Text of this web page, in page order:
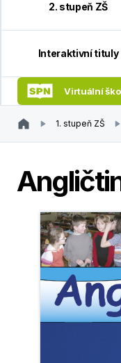
2. stupeň ZŠ
Interaktivní tituly
Virtuální
1. stupeň ZŠ